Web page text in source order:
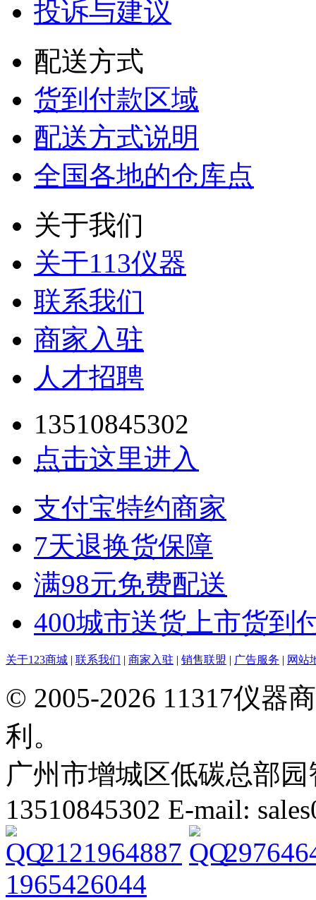
投诉与建议
配送方式
货到付款区域
配送方式说明
全国各地的仓库点
关于我们
关于113仪器
联系我们
商家入驻
人才招聘
13510845302
点击这里进入
支付宝特约商家
7天退换货保障
满98元免费配送
400城市送货上市货到
关于123商城 | 联系我们 | 商家入驻 | 销售联盟 | 广告服务 | 网站
© 2005-2026 11317仪器
利。
广州市增城区低碳总部
13510845302 E-mail:
2121964887
1965426044